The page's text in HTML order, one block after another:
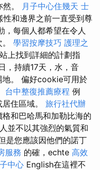
。 月子中心住幾天 士
和邊界之前一直受到尊
，每個人都希望在令人
學習按摩技巧 護理之
上找到詳細的計劃指
，持續17天，水，音
地。 偏好cookie可用於
台中整復推薦療程 例
住區域。 旅行社代辦
格和巴哈馬和加勒比海的
並不以其強烈的氣質和
是您應該因他們的諾丁
服務 的確，echte 高效
中心 English在這裡不